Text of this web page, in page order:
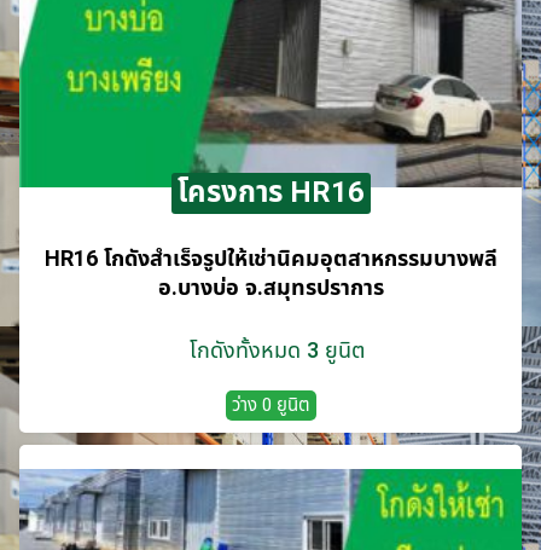
โครงการ HR16
HR16 โกดังสำเร็จรูปให้เช่านิคมอุตสาหกรรมบางพลี
อ.บางบ่อ จ.สมุทรปราการ
โกดังทั้งหมด 3 ยูนิต
ว่าง 0 ยูนิต